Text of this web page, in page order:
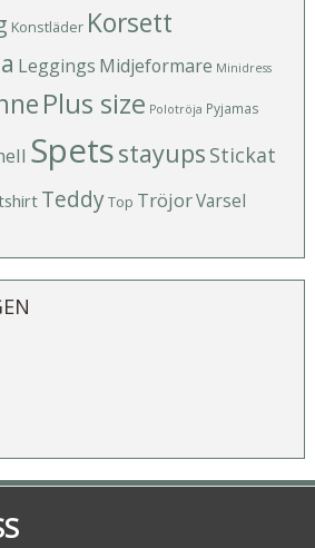
Konstläder Korsett
Leggings Midjeformare Minidress
Plus size Polotröja Pyjamas
Spetsstayups Stickat
TeddyTop TröjorVarsel